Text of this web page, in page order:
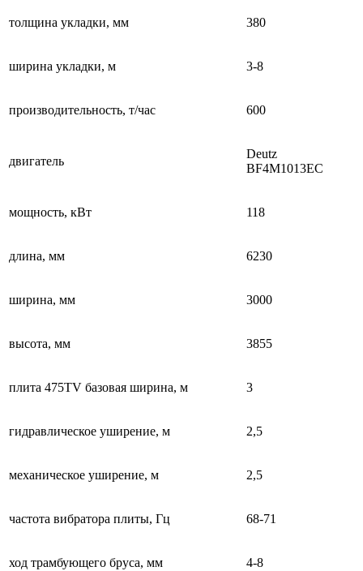
толщина укладки, мм 380
ширина укладки, м 3-8
производительность, т/час 600
двигатель
Deutz
BF4M1013EC
мощность, кВт 118
длина, мм 6230
ширина, мм 3000
высота, мм 3855
плита 475TV базовая ширина, м 3
гидравлическое уширение, м 2,5
механическое уширение, м 2,5
частота вибратора плиты, Гц 68-71
ход трамбующего бруса, мм 4-8